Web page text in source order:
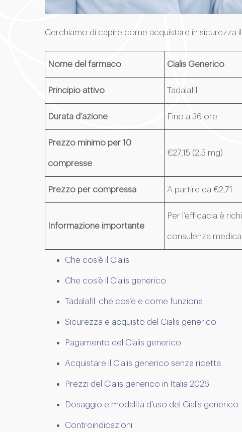
Cerchiamo di capire come acquistare in sicurezza
Nome del farmaco Cialis Generico
Principio attivo Tadalafil
Durata d’azione Fino a 36 ore
Prezzo minimo per 10
compresse
€27,15 (2,5 mg)
Prezzo per compressa A partire da €2,71
Informazione importante
Per l’efficacia è
consulenza medica.
Che cos’è il Cialis
Che cos’è il Cialis generico
Tadalafil: che cos’è e come funziona
Sicurezza e acquisto del Cialis generico
Pagamento del Cialis generico
Acquistare il Cialis generico senza ricetta
Prezzi del Cialis generico in Italia 2026
Dosaggio e modalità d’uso del Cialis generico
Controindicazioni